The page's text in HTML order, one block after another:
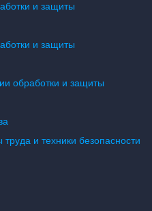
и защиты
и защиты
обработки и защиты
и техники безопасности